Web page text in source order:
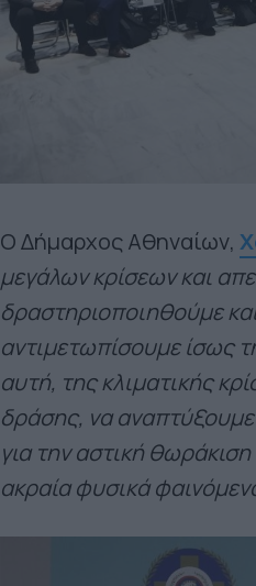
Ο Δήμαρχος Αθηναίων,
μεγάλων κρίσεων και
δραστηριοποιηθούμε
αντιμετωπίσουμε ίσως
αυτή, της κλιματικής
δράσης, να αναπτύξουμε
για την αστική
ακραία φυσικά